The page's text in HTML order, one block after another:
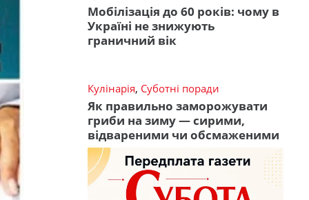
Мобілізація до 60 років: чому в
Україні не знижують
граничний вік
Кулінарія, Суботні поради
Як правильно заморожувати
гриби на зиму — сирими,
відвареними чи обсмаженими